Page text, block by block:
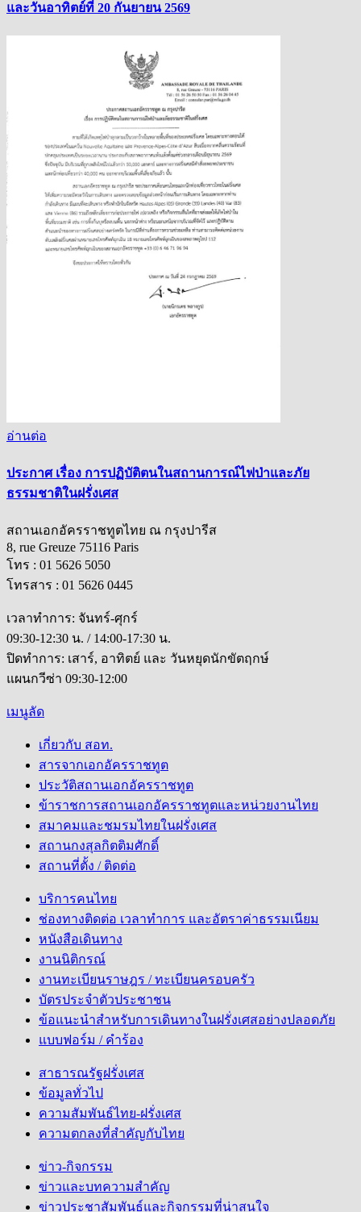
และวันอาทิตย์ที่ 20 กันยายน 2569
อ่านต่อ
ประกาศ เรื่อง การปฏิบัติตนในสถานการณ์ไฟป่าและภัย
ธรรมชาติในฝรั่งเศส
สถานเอกอัครราชทูตไทย ณ กรุงปารีส
8, rue Greuze 75116 Paris
โทร : 01 5626 5050
โทรสาร : 01 5626 0445
เวลาทำการ: จันทร์-ศุกร์
09:30-12:30 น. / 14:00-17:30 น.
ปิดทำการ: เสาร์, อาทิตย์ และ วันหยุดนักขัตฤกษ์
แผนกวีซ่า 09:30-12:00
เมนูลัด
เกี่ยวกับ สอท.
สารจากเอกอัครราชทูต
ประวัติสถานเอกอัครราชทูต
ข้าราชการสถานเอกอัครราชทูตและหน่วยงานไทย
สมาคมและชมรมไทยในฝรั่งเศส
สถานกงสุลกิตติมศักดิ์
สถานที่ตั้ง / ติดต่อ
บริการคนไทย
ช่องทางติดต่อ เวลาทำการ และอัตราค่าธรรมเนียม
หนังสือเดินทาง
งานนิติกรณ์
งานทะเบียนราษฎร / ทะเบียนครอบครัว
บัตรประจำตัวประชาชน
ข้อแนะนำสำหรับการเดินทางในฝรั่งเศสอย่างปลอดภัย
แบบฟอร์ม / คำร้อง
สาธารณรัฐฝรั่งเศส
ข้อมูลทั่วไป
ความสัมพันธ์ไทย-ฝรั่งเศส
ความตกลงที่สำคัญกับไทย
ข่าว-กิจกรรม
ข่าวและบทความสำคัญ
ข่าวประชาสัมพันธ์และกิจกรรมที่น่าสนใจ